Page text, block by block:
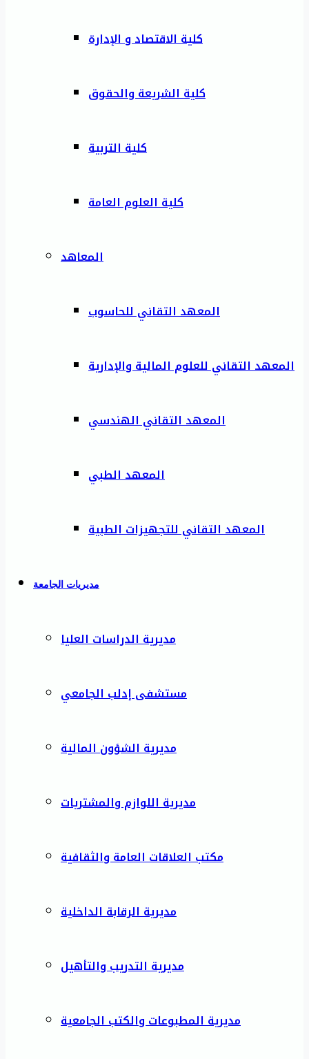
كلية الاقتصاد و الإدارة
كلية الشريعة والحقوق
كلية التربية
كلية العلوم العامة
المعاهد
المعهد التقاني للحاسوب
المعهد التقاني للعلوم المالية والإدارية
المعهد التقاني الهندسي
المعهد الطبي
المعهد التقاني للتجهيزات الطبية
مديريات الجامعة
مديرية الدراسات العليا
مستشفى إدلب الجامعي
مديرية الشؤون المالية
مديرية اللوازم والمشتريات
مكتب العلاقات العامة والثقافية
مديرية الرقابة الداخلية
مديرية التدريب والتأهيل
مديرية المطبوعات والكتب الجامعية